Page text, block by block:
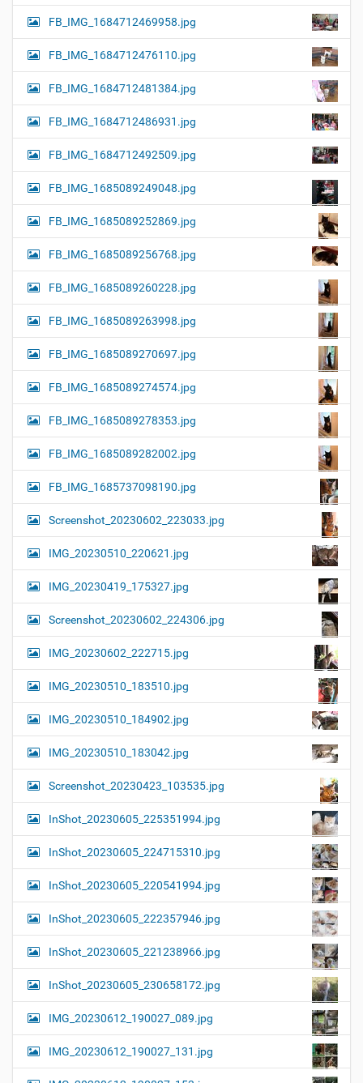
FB_IMG_1684712469958.jpg
FB_IMG_1684712476110.jpg
FB_IMG_1684712481384.jpg
FB_IMG_1684712486931.jpg
FB_IMG_1684712492509.jpg
FB_IMG_1685089249048.jpg
FB_IMG_1685089252869.jpg
FB_IMG_1685089256768.jpg
FB_IMG_1685089260228.jpg
FB_IMG_1685089263998.jpg
FB_IMG_1685089270697.jpg
FB_IMG_1685089274574.jpg
FB_IMG_1685089278353.jpg
FB_IMG_1685089282002.jpg
FB_IMG_1685737098190.jpg
Screenshot_20230602_223033.jpg
IMG_20230510_220621.jpg
IMG_20230419_175327.jpg
Screenshot_20230602_224306.jpg
IMG_20230602_222715.jpg
IMG_20230510_183510.jpg
IMG_20230510_184902.jpg
IMG_20230510_183042.jpg
Screenshot_20230423_103535.jpg
InShot_20230605_225351994.jpg
InShot_20230605_224715310.jpg
InShot_20230605_220541994.jpg
InShot_20230605_222357946.jpg
InShot_20230605_221238966.jpg
InShot_20230605_230658172.jpg
IMG_20230612_190027_089.jpg
IMG_20230612_190027_131.jpg